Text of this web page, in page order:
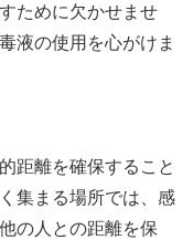
ために欠かせませ
液の使用を心がけま
距離を確保すること
集まる場所では、感
の人との距離を保